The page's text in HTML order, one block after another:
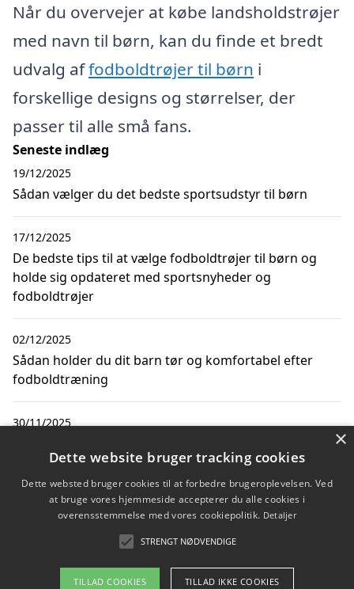
Når du overvejer at købe landsholdstrøjer
med navn til børn, kan du finde et bredt
udvalg affodboldtrøjer til børn i
forskellige designs og størrelser, der
passer til alle små fans.
Seneste indlæg
Sådan vælger du det bedste sportsudstyr til børn
19/12/2025
De bedste tips til at vælge fodboldtrøjer til børn og
holde sig opdateret med sportsnyheder og
fodboldtrøjer
17/12/2025
Sådan holder du dit barn tør og komfortabel efter
fodboldtræning
02/12/2025
Sådan vælger du de bedste landsholdstrøjer med navn
til børn
30/11/2025
Sådan vælger du de bedste sportstrøjer til børn
12/10/2025
×
Dette website bruger tracking cookies
Dette websted bruger cookies til at forbedre brugeroplevelsen. Ved
at bruge vores hjemmeside accepterer du alle cookies i
overensstemmelse med vores cookiepolitik. Detaljer
STRENGT NØDVENDIGE
TILLAD COOKIES TILLAD IKKE COOKIES